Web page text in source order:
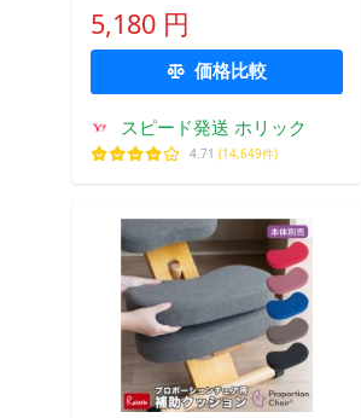
5,180 円
価格比較
スピード発送 ホリック
4.71 (14,649件)